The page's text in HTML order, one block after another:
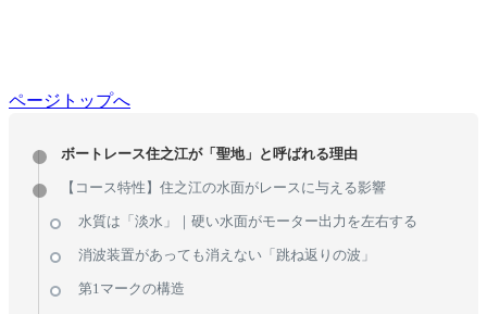
ページトップへ
ボートレース住之江が「聖地」と呼ばれる理由
【コース特性】住之江の水面がレースに与える影響
水質は「淡水」｜硬い水面がモーター出力を左右する
消波装置があっても消えない「跳ね返りの波」
第1マークの構造